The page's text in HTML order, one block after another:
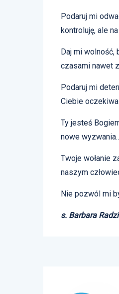
Podaruj mi
kontroluję, ale
Daj mi wolność,
czasami nawet
Podaruj mi
Ciebie
Ty jesteś
nowe
Twoje wołanie
naszym
Nie pozwól mi
s. Barbara